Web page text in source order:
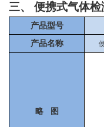
三、 便携式气体检
产品型号
产品名称
略 图